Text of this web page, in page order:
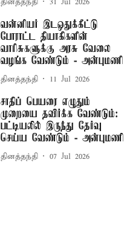
வன்னியர் இடஒதுக்கீட்டு
போராட்ட தியாகிகளின்
வாரிசுகளுக்கு அரசு வேலை
வழங்க வேண்டும் - அன்புமணி
தினத்தந்தி 11 Jul 2026
சாதிப் பெயரை எழுதும்
முறையை தவிர்க்க வேண்டும்:
பட்டியலில் இருந்து தேர்வு
செய்ய வேண்டும் - அன்புமணி
தினத்தந்தி 07 Jul 2026